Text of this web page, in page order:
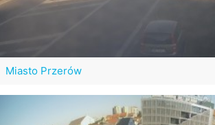
Miasto Przerów